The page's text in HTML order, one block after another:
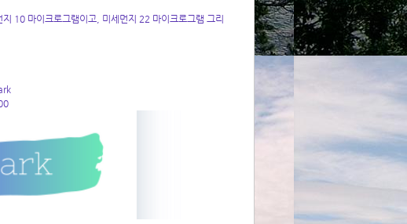
10 마이크로그램이고, 미세먼지 22 마이크로그램 그리